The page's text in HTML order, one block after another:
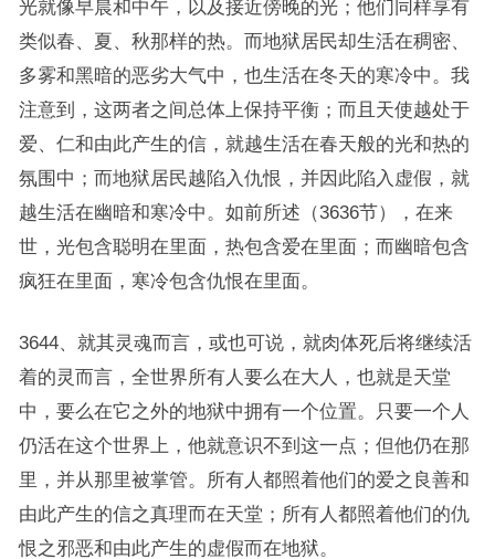
光就像早晨和中午，以及接近傍晚的光；他们同样享有
类似春、夏、秋那样的热。而地狱居民却生活在稠密、
多雾和黑暗的恶劣大气中，也生活在冬天的寒冷中。我
注意到，这两者之间总体上保持平衡；而且天使越处于
爱、仁和由此产生的信，就越生活在春天般的光和热的
氛围中；而地狱居民越陷入仇恨，并因此陷入虚假，就
越生活在幽暗和寒冷中。如前所述（3636节），在来
世，光包含聪明在里面，热包含爱在里面；而幽暗包含
疯狂在里面，寒冷包含仇恨在里面。
3644、就其灵魂而言，或也可说，就肉体死后将继续活
着的灵而言，全世界所有人要么在大人，也就是天堂
中，要么在它之外的地狱中拥有一个位置。只要一个人
仍活在这个世界上，他就意识不到这一点；但他仍在那
里，并从那里被掌管。所有人都照着他们的爱之良善和
由此产生的信之真理而在天堂；所有人都照着他们的仇
恨之邪恶和由此产生的虚假而在地狱。